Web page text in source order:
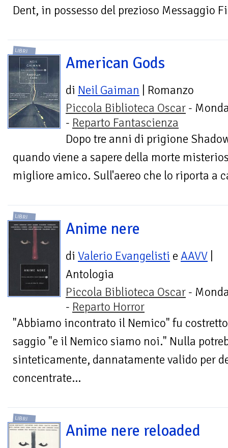
Dent, in possesso del prezioso Messaggio
LIBRI
American Gods
di Neil Gaiman | Romanzo
Piccola Biblioteca Oscar -
- Reparto Fantascienza
Dopo tre anni di prigione
quando viene a sapere della morte
migliore amico. Sull'aereo che lo riporta a
LIBRI
Anime nere
di Valerio Evangelisti e AAVV
Antologia
Piccola Biblioteca Oscar -
- Reparto Horror
"Abbiamo incontrato il Nemico" fu
saggio "e il Nemico siamo noi." Nulla
sinteticamente, dannatamente valido per
concentrate...
LIBRI
Anime nere reloaded